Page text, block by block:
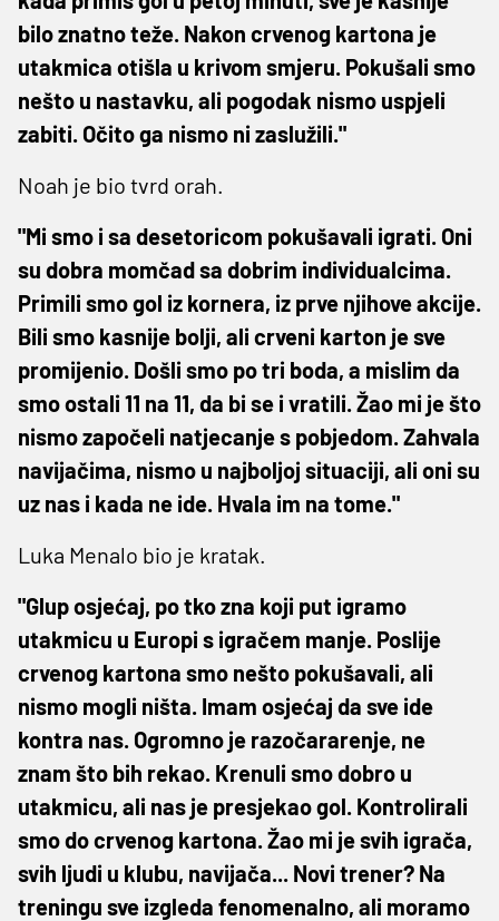
bilo znatno teže. Nakon crvenog kartona je
utakmica otišla u krivom smjeru. Pokušali smo
nešto u nastavku, ali pogodak nismo uspjeli
zabiti. Očito ga nismo ni zaslužili."
Noah je bio tvrd orah.
"Mi smo i sa desetoricom pokušavali igrati. Oni
su dobra momčad sa dobrim individualcima.
Primili smo gol iz kornera, iz prve njihove akcije.
Bili smo kasnije bolji, ali crveni karton je sve
promijenio. Došli smo po tri boda, a mislim da
smo ostali 11 na 11, da bi se i vratili. Žao mi je što
nismo započeli natjecanje s pobjedom. Zahvala
navijačima, nismo u najboljoj situaciji, ali oni su
uz nas i kada ne ide. Hvala im na tome."
Luka Menalo bio je kratak.
"Glup osjećaj, po tko zna koji put igramo
utakmicu u Europi s igračem manje. Poslije
crvenog kartona smo nešto pokušavali, ali
nismo mogli ništa. Imam osjećaj da sve ide
kontra nas. Ogromno je razočararenje, ne
znam što bih rekao. Krenuli smo dobro u
utakmicu, ali nas je presjekao gol. Kontrolirali
smo do crvenog kartona. Žao mi je svih igrača,
svih ljudi u klubu, navijača... Novi trener? Na
treningu sve izgleda fenomenalno, ali moramo